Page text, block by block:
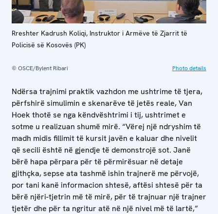
Rreshter Kadrush Koliqi, Instruktor i Armëve të Zjarrit të
Policisë së Kosovës (PK)
© OSCE/Bylent Ribari Photo details
Ndërsa trajnimi praktik vazhdon me ushtrime të tjera,
përfshirë simulimin e skenarëve të jetës reale, Van
Hoek thotë se nga këndvështrimi i tij, ushtrimet e
sotme u realizuan shumë mirë. “Vërej një ndryshim të
madh midis fillimit të kursit javën e kaluar dhe nivelit
që secili është në gjendje të demonstrojë sot. Janë
bërë hapa përpara për të përmirësuar në detaje
gjithçka, sepse ata tashmë ishin trajnerë me përvojë,
por tani kanë informacion shtesë, aftësi shtesë për ta
bërë njëri-tjetrin më të mirë, për të trajnuar një trajner
tjetër dhe për ta ngritur atë në një nivel më të lartë,”